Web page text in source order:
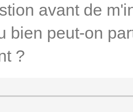
avant de
bien peut-on
?